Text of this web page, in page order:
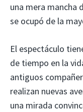
una mera mancha
se ocupó de la
El espectáculo
de tiempo en la
antiguos
realizan nuevas
una mirada